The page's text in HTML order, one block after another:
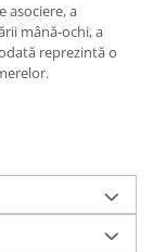
asociere, a
mână-ochi, a
reprezintă o